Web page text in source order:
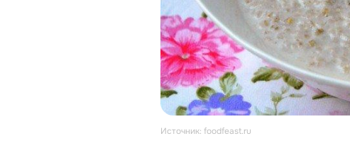
Источник: foodfeast.ru